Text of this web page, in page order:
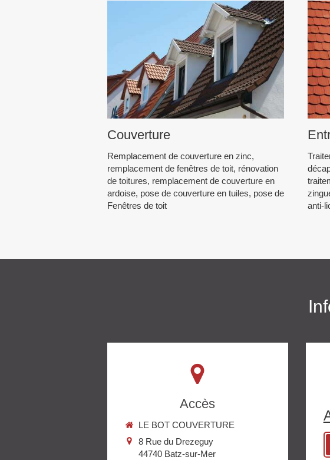
Couverture
Remplacement de couverture en zinc,
remplacement de fenêtres de toit, rénovation
de toitures, remplacement de couverture en
ardoise, pose de couverture en tuiles, pose de
Fenêtres de toit
anti-
Accès
LE BOT COUVERTURE
8 Rue du Drezeguy
44740 Batz-sur-Mer